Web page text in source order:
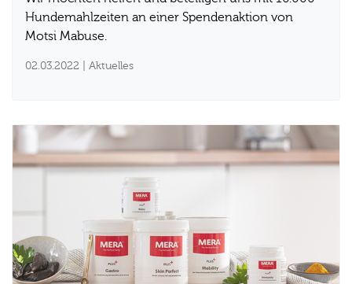
Hundemahlzeiten an einer Spendenaktion von
Motsi Mabuse.
02.03.2022 | Aktuelles